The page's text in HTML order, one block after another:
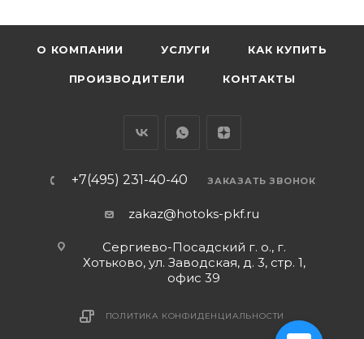
О КОМПАНИИ УСЛУГИ КАК КУПИТЬ
ПРОИЗВОДИТЕЛИ КОНТАКТЫ
+7(495) 231-40-40 ЗАКАЗАТЬ ЗВОНОК
zakaz@hotoks-pkf.ru
Сергиево-Посадский г. о., г.
Хотьково, ул. Заводская, д. 3, стр. 1,
офис 39
ПОЛИТИКА КОНФИДЕНЦИАЛЬНОСТИ